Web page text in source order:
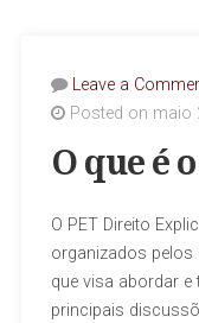
Leave a
Posted on maio
O que é
O PET Direito
organizados pelos
que visa abordar
principais